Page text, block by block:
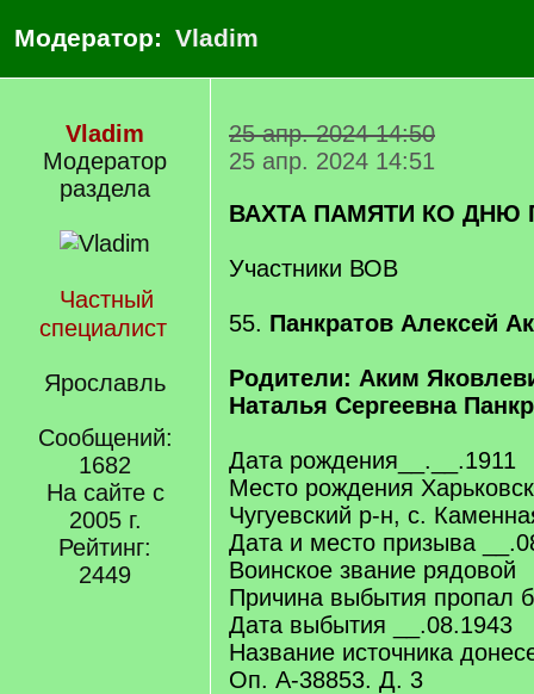
Модератор: Vladim
Vladim
Модератор
раздела
Частный
специалист
Ярославль
Сообщений:
1682
На сайте с
2005 г.
Рейтинг:
2449
25 апр. 2024 14:50
25 апр. 2024 14:51
ВАХТА ПАМЯТИ КО ДНЮ
Участники ВОВ
55. Панкратов Алексей
Родители: Аким
Наталья Сергеевна
Дата рождения__.__.1911
Место рождения
Чугуевский р-н, с.
Дата и место призыва
Воинское звание рядовой
Причина выбытия пропал
Дата выбытия __.08.1943
Название источника
Оп. А-38853. Д. 3